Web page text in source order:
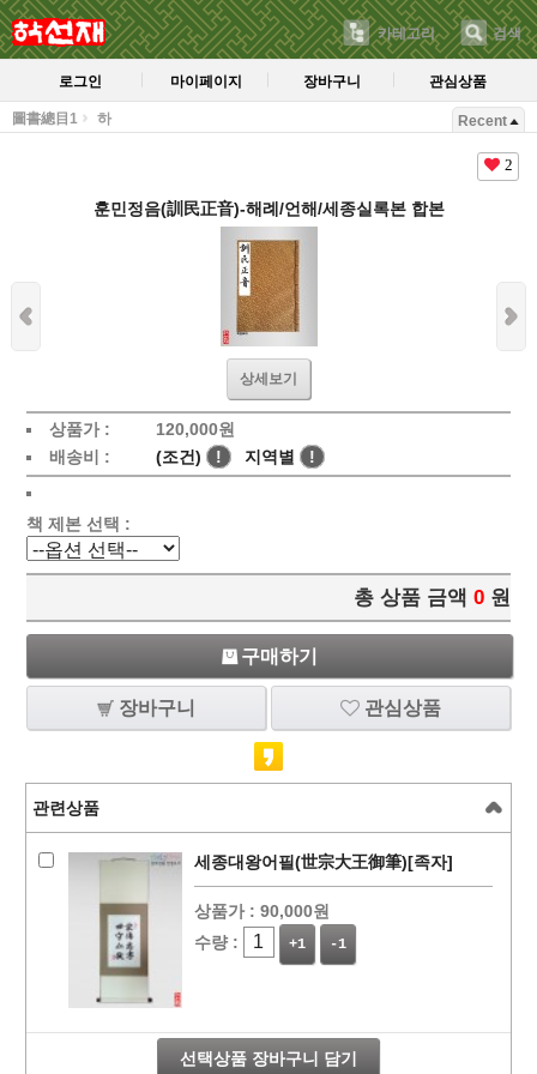
카테고리 검색
로그인 마이페이지 장바구니 관심상품
圖書總目1 하 Recent
2
훈민정음(訓民正音)-해례/언해/세종실록본 합본
상세보기
상품가 : 120,000원
배송비 :
(조건) ! 지역별 !
책 제본 선택 :
총 상품 금액 0 원
구매하기
장바구니 관심상품
관련상품
세종대왕어필(世宗大王御筆)[족자]
상품가 : 90,000원
수량 :
+1 -1
선택상품 장바구니 담기